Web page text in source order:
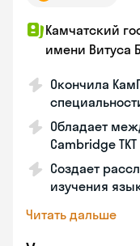
Камчатский
имени Витуса
Окончила
Обладает
Cambridge TKT
Создает
изучения
Читать дальше